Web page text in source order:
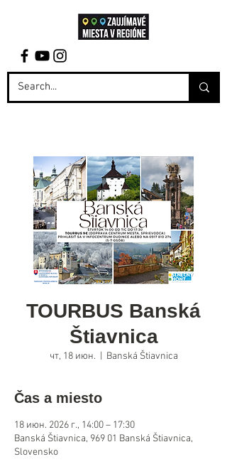
TOURBUS Banská
Štiavnica
чт, 18 июн. Banská Štiavnica
Čas a miesto
18 июн. 2026 г., 14:00 – 17:30
Banská Štiavnica, 969 01 Banská Štiavnica,
Slovensko